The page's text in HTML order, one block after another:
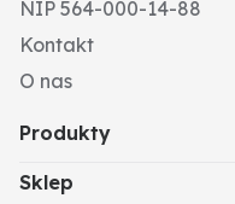
NIP 564-000-14-88
Kontakt
O nas
Produkty
Sklep